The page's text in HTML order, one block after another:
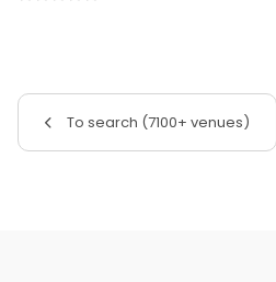
To search (7100+ venues)